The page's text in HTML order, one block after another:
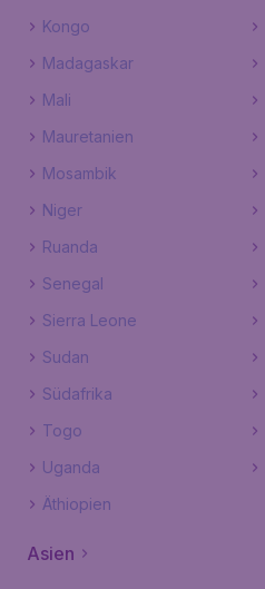
Kongo
Madagaskar
Mali
Mauretanien
Mosambik
Niger
Ruanda
Senegal
Sierra Leone
Sudan
Südafrika
Togo
Uganda
Äthiopien
Asien